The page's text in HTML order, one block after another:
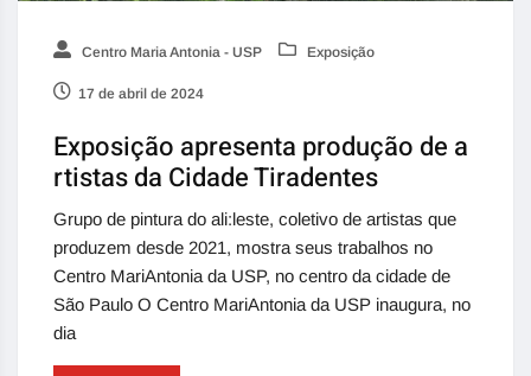
Centro Maria Antonia - USP Exposição
17 de abril de 2024
Exposição apresenta produção de a
rtistas da Cidade Tiradentes
Grupo de pintura do ali:leste, coletivo de artistas que
produzem desde 2021, mostra seus trabalhos no
Centro MariAntonia da USP, no centro da cidade de
São Paulo O Centro MariAntonia da USP inaugura, no
dia